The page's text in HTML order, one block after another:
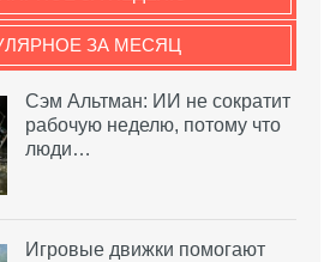
ЗА МЕСЯЦ
Сэм Альтман: ИИ не сократит
рабочую неделю, потому что
люди…
Игровые движки помогают